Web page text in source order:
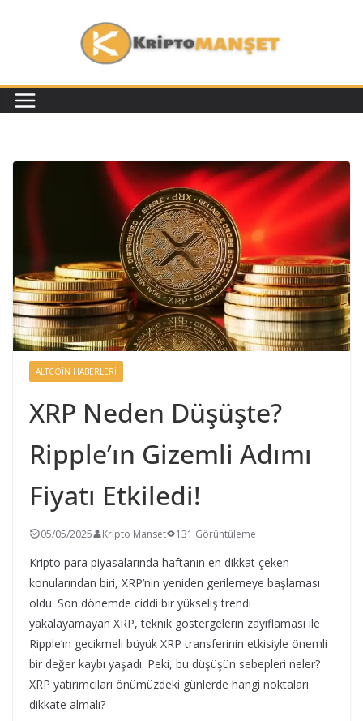
ALTCOIN HABERLERI
XRP Neden Düşüşte?
Ripple’ın Gizemli Adımı
Fiyatı Etkiledi!
05/05/2025 Kripto Manset 131 Görüntüleme
Kripto para piyasalarında haftanın en dikkat çeken
konularından biri, XRP’nin yeniden gerilemeye başlaması
oldu. Son dönemde ciddi bir yükseliş trendi
yakalayamayan XRP, teknik göstergelerin zayıflaması ile
Ripple’ın gecikmeli büyük XRP transferinin etkisiyle önemli
bir değer kaybı yaşadı. Peki, bu düşüşün sebepleri neler?
XRP yatırımcıları önümüzdeki günlerde hangi noktaları
dikkate almalı?